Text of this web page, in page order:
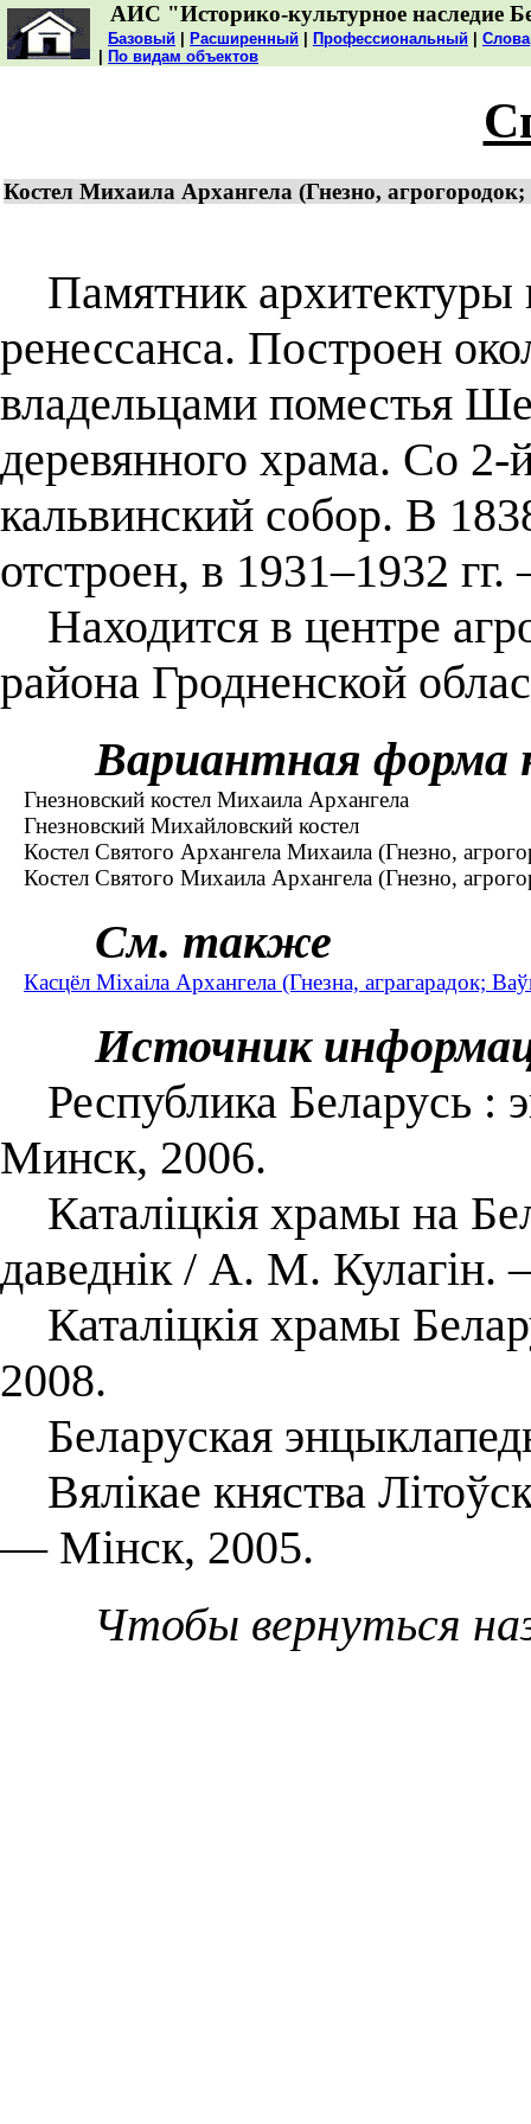
АИС "Историко-культурное наследие
Базовый Расширенный Профессиональный
По видам объектов
Костел Михаила Архангела (Гнезно,
Памятник архитектуры
ренессанса. Построен
владельцами поместья
деревянного храма. Со 2-
кальвинский собор. В
отстроен, в 1931–1932 гг.
Находится в центре
района Гродненской
Вариантная форма
Гнезновский костел Михаила Архангела
Гнезновский Михайловский костел
Костел Святого Архангела Михаила (Гнезно,
Костел Святого Михаила Архангела (Гнезно,
См. также
Касцёл Міхаіла Архангела (Гнезна, аграгарадок;
Источник
Республика Беларусь :
Минск, 2006.
Каталіцкія храмы на
даведнік / А. М.
Каталіцкія храмы
2008.
Беларуская
Вялікае княства
— Мінск, 2005.
Чтобы вернуться